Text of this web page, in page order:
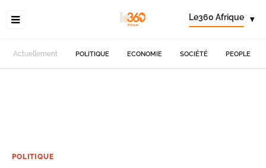
Le360 Afrique ▾
Actuellement POLITIQUE ECONOMIE SOCIÉTÉ PEOPLE
POLITIQUE